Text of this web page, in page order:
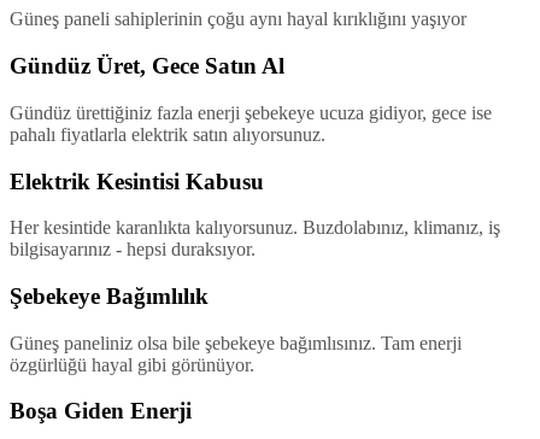
Güneş paneli sahiplerinin çoğu aynı hayal kırıklığını yaşıyor
Gündüz Üret, Gece Satın Al
Gündüz ürettiğiniz fazla enerji şebekeye ucuza gidiyor, gece ise
pahalı fiyatlarla elektrik satın alıyorsunuz.
Elektrik Kesintisi Kabusu
Her kesintide karanlıkta kalıyorsunuz. Buzdolabınız, klimanız, iş
bilgisayarınız - hepsi duraksıyor.
Şebekeye Bağımlılık
Güneş paneliniz olsa bile şebekeye bağımlısınız. Tam enerji
özgürlüğü hayal gibi görünüyor.
Boşa Giden Enerji